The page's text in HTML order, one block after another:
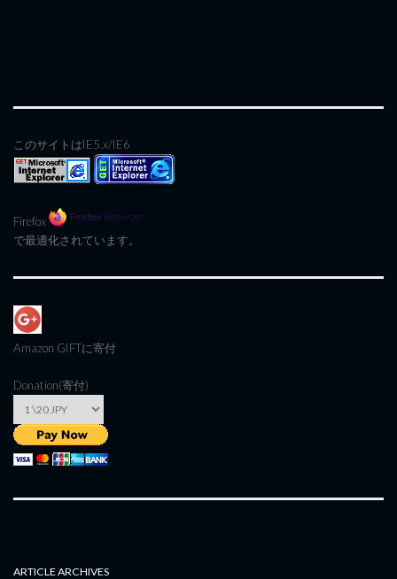
このサイトはIE5.x/IE6
Firefox
で最適化されています。
Amazon GIFTに寄付
Donation(寄付)
ARTICLE ARCHIVES